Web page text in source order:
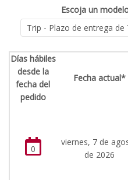
Escoja un
Días hábiles
desde la
fecha del
pedido
Fecha actual*
0
viernes, 7 de
de 2026